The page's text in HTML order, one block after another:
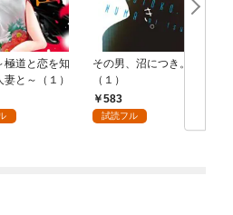
極道と恋を知
妻と～（１）
その男、沼につき。
（１）
583
試読フル